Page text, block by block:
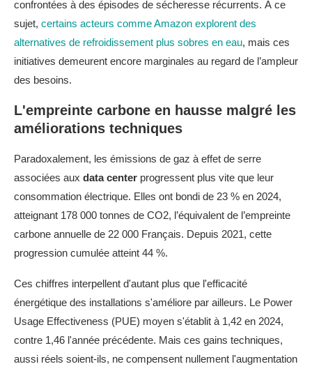
confrontées à des épisodes de sécheresse récurrents. À ce
sujet, certains acteurs comme Amazon explorent des
alternatives de refroidissement plus sobres en eau, mais ces
initiatives demeurent encore marginales au regard de l’ampleur
des besoins.
L'empreinte carbone en hausse malgré les
améliorations techniques
Paradoxalement, les émissions de gaz à effet de serre
associées aux data center progressent plus vite que leur
consommation électrique. Elles ont bondi de 23 % en 2024,
atteignant 178 000 tonnes de CO2, l’équivalent de l’empreinte
carbone annuelle de 22 000 Français. Depuis 2021, cette
progression cumulée atteint 44 %.
Ces chiffres interpellent d'autant plus que l'efficacité
énergétique des installations s'améliore par ailleurs. Le Power
Usage Effectiveness (PUE) moyen s'établit à 1,42 en 2024,
contre 1,46 l'année précédente. Mais ces gains techniques,
aussi réels soient-ils, ne compensent nullement l'augmentation